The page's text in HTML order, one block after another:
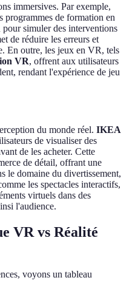
immersives. Par exemple,
programmes de formation en
simuler des interventions
de réduire les erreurs et
En outre, les jeux en VR, tels
VR, offrent aux utilisateurs
rendant l'expérience de jeu
du monde réel. IKEA
de visualiser des
de les acheter. Cette
de détail, offrant une
le domaine du divertissement,
les spectacles interactifs,
virtuels dans des
l'audience.
VR vs Réalité
voyons un tableau